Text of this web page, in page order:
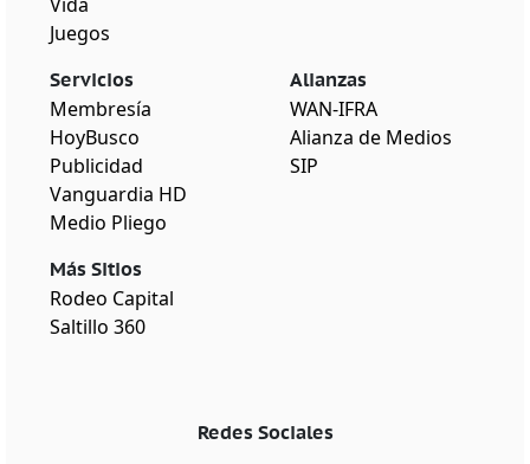
Juegos
Servicios
Membresía
HoyBusco
Publicidad
Vanguardia HD
Medio Pliego
Más Sitios
Rodeo Capital
Saltillo 360
Alianzas
WAN-IFRA
Alianza de Medios
SIP
Redes Sociales